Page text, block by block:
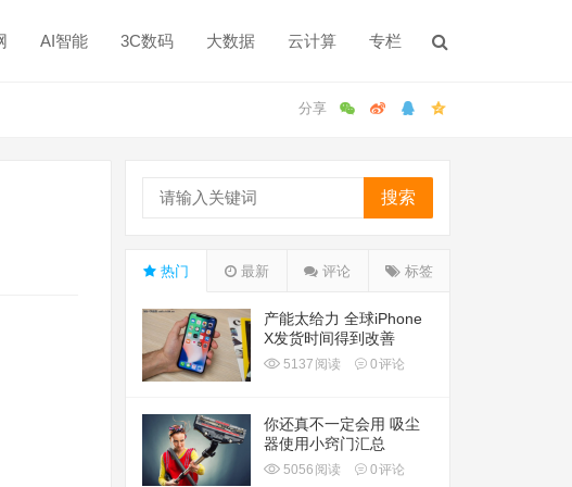
AI智能 3C数码 大数据 云计算 专栏
搜索
热门 最新 评论 标签
产能太给力 全球iPhone
X发货时间得到改善
5137 阅读 0评论
你还真不一定会用 吸尘
器使用小窍门汇总
5056 阅读 0评论